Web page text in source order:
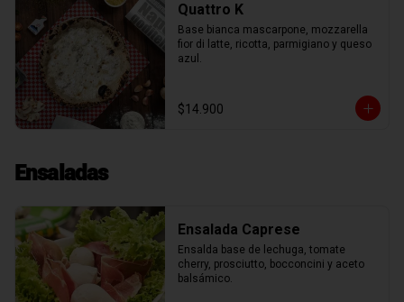
Quattro K
Base bianca mascarpone, mozzarella
fior di latte, ricotta, parmigiano y queso
azul.
$14.900
Ensaladas
Ensalada Caprese
Ensalda base de lechuga, tomate
cherry, prosciutto, bocconcini y aceto
balsámico.